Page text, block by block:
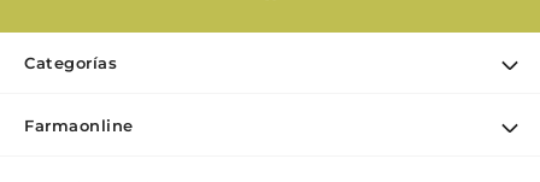
Categorías
Farmaonline